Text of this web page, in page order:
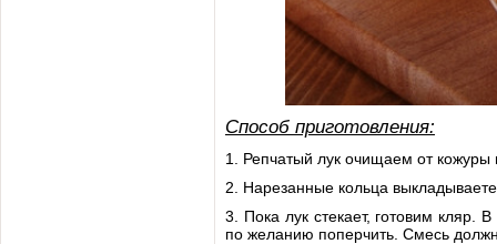
Способ приготовления:
1. Репчатый лук очищаем от
2. Нарезанные кольца
3. Пока лук стекает, готовим кляр.
по желанию поперчить. Смесь